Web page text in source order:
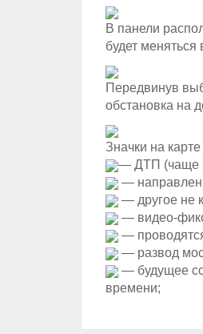
В панели
будет
Передвинув
обстановка на
Значки на
— ДТП (чаще
—
— другое не
— видео-
—
— развод
— будущее
времени;